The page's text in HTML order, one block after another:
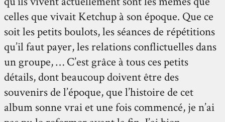
celles que vivait Ketchup à son époque. Que ce
soit les petits boulots, les séances de répétitions
qu’il faut payer, les relations conflictuelles dans
un groupe, … C’est grâce à tous ces petits
détails, dont beaucoup doivent être des
souvenirs de l’époque, que l’histoire de cet
album sonne vrai et une fois commencé, je n’ai